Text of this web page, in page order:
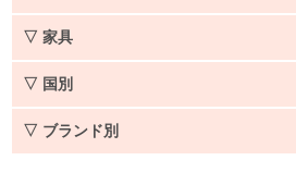
▽ 家具
▽ 国別
▽ ブランド別